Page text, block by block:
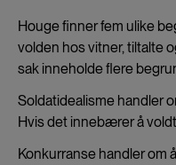
Houge finner fem ulike
volden hos vitner, tiltalte
sak inneholde flere
Soldatidealisme handler
Hvis det innebærer å
Konkurranse handler om